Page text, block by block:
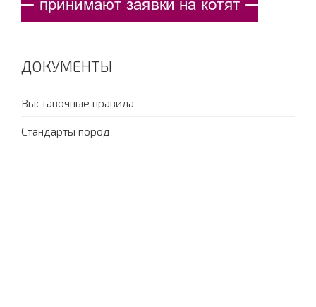
ДОКУМЕНТЫ
Выставочные правила
Стандарты пород